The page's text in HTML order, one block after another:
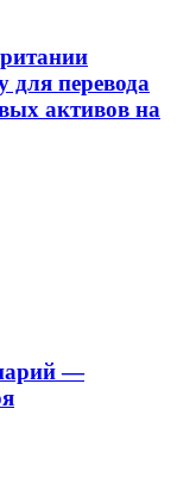
для перевода
активов на
—